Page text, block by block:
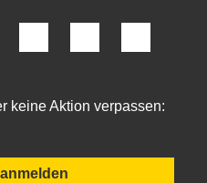
keine Aktion verpassen: